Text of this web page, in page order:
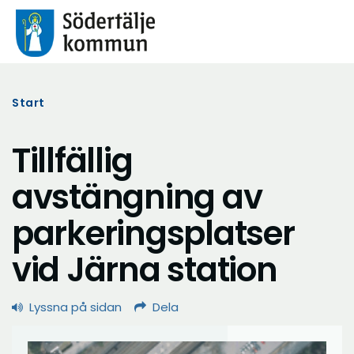
Start
Tillfällig
avstängning av
parkeringsplatser
vid Järna station
Lyssna på sidan Dela